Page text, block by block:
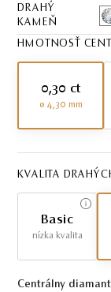
DRAHÝ
KAMEŇ
HMOTNOSŤ
0,30 ct
ø 4,30 mm
KVALITA
Basic
nízka kvalita
Centrálny